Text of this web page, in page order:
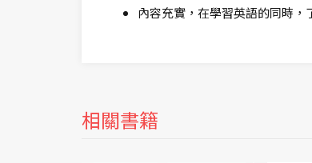
內容充實，在學習英語的同時，
相關書籍